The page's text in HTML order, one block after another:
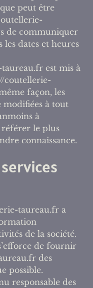
peut être
de communiquer
dates et heures
est mis à
coutellerie-
façon, les
modifiées à tout
à
référer le plus
connaissance.
taureau.fr a
de la société.
de fournir
des
possible.
responsable des